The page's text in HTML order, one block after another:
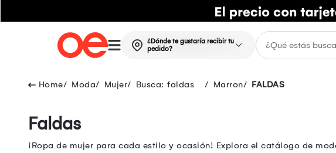
¿Dónde te gustaría recibir tu
pedido?
Moda Mujer Busca: faldas Marron FALDAS
Faldas
¡Ropa de mujer para cada estilo y ocasión! Explora el catálogo de